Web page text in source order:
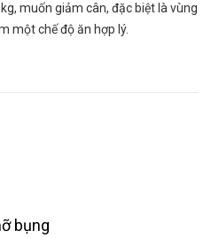
muốn giảm cân, đặc biệt là vùng
một chế độ ăn hợp lý.
bụng